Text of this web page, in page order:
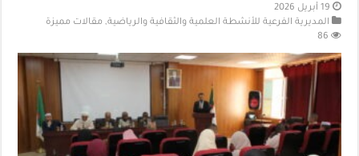
19 أبريل 2026
المديرية الفرعية للأنشطة العلمية والثقافية والرياضية, مقالات مميزة
86